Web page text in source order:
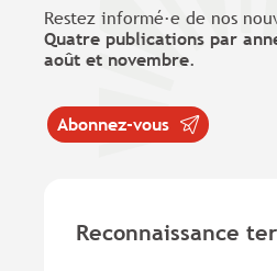
Restez informé·e de nos
Quatre publications par
août et novembre.
Abonnez-vous
Reconnaissance